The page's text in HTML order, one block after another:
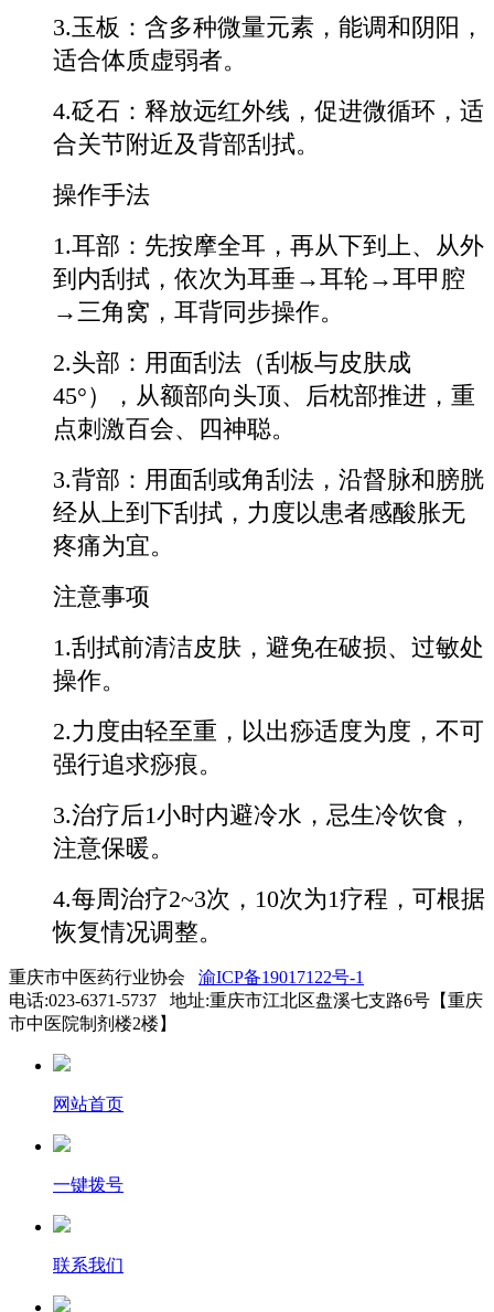
3.玉板：含多种微量元素，能调和阴阳，
适合体质虚弱者。
4.砭石：释放远红外线，促进微循环，适
合关节附近及背部刮拭。
操作手法
1.耳部：先按摩全耳，再从下到上、从外
到内刮拭，依次为耳垂→耳轮→耳甲腔
→三角窝，耳背同步操作。
2.头部：用面刮法（刮板与皮肤成
45°），从额部向头顶、后枕部推进，重
点刺激百会、四神聪。
3.背部：用面刮或角刮法，沿督脉和膀胱
经从上到下刮拭，力度以患者感酸胀无
疼痛为宜。
注意事项
1.刮拭前清洁皮肤，避免在破损、过敏处
操作。
2.力度由轻至重，以出痧适度为度，不可
强行追求痧痕。
3.治疗后1小时内避冷水，忌生冷饮食，
注意保暖。
4.每周治疗2~3次，10次为1疗程，可根据
恢复情况调整。
重庆市中医药行业协会 渝ICP备19017122号-1
电话:023-6371-5737 地址:重庆市江北区盘溪七支路6号【重庆
市中医院制剂楼2楼】
网站首页
一键拨号
联系我们